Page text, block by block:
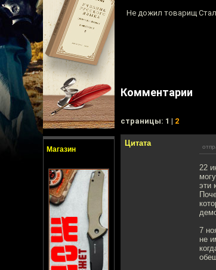
Магазин
Не дожил товарищ
Комментарии
cтраницы: 1 | 2
Цитата
22
эти
7
не